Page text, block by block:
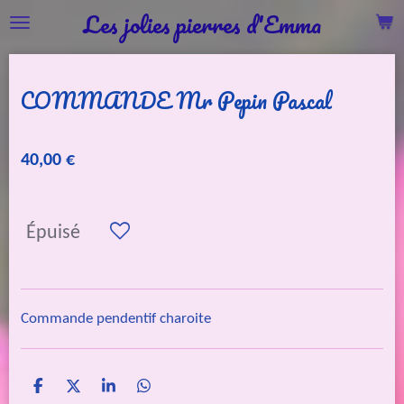
Passer
au
principal
Les jolies pierres d'Emma
COMMANDE Mr Pepin Pascal
40,00 €
Épuisé
Commande pendentif charoite
P
P
P
P